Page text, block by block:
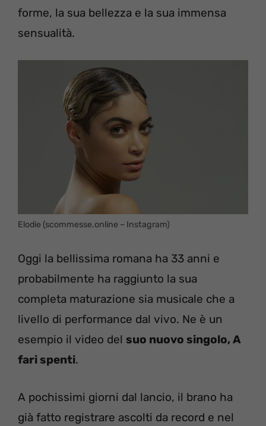
forme, la sua bellezza e la sua immensa
sensualità.
Elodie (scommesse.online – Instagram)
Oggi la bellissima romana ha 33 anni e
probabilmente ha raggiunto la sua
completa maturazione sia musicale che a
livello di performance dal vivo. Ne è un
esempio il video del suo nuovo singolo,A
fari spenti.
A pochissimi giorni dal lancio, il brano ha
già fatto registrare ascolti da record e nel